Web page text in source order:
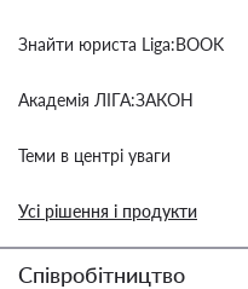
Знайти юриста Liga:BOOK
Академія ЛІГА:ЗАКОН
Теми в центрі уваги
Усі рішення і продукти
Співробітництво